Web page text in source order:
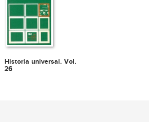
Historia universal. Vol.
26